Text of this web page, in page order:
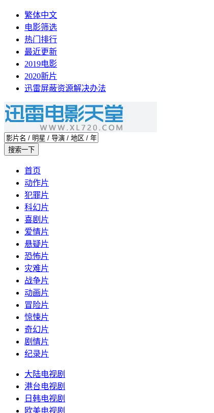
繁体中文
电影筛选
热门排行
最近更新
2019电影
2020新片
迅雷屏蔽资源解决办法
首页
动作片
犯罪片
科幻片
喜剧片
爱情片
悬疑片
恐怖片
灾难片
战争片
动画片
冒险片
惊悚片
奇幻片
剧情片
纪录片
大陆电视剧
港台电视剧
日韩电视剧
欧美电视剧